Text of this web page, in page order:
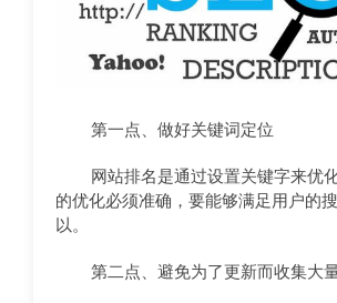
第一点、做好关键词定位
网站排名是通过设置关键字来优
的优化必须准确，要能够满足用户的
以。
第二点、避免为了更新而收集大